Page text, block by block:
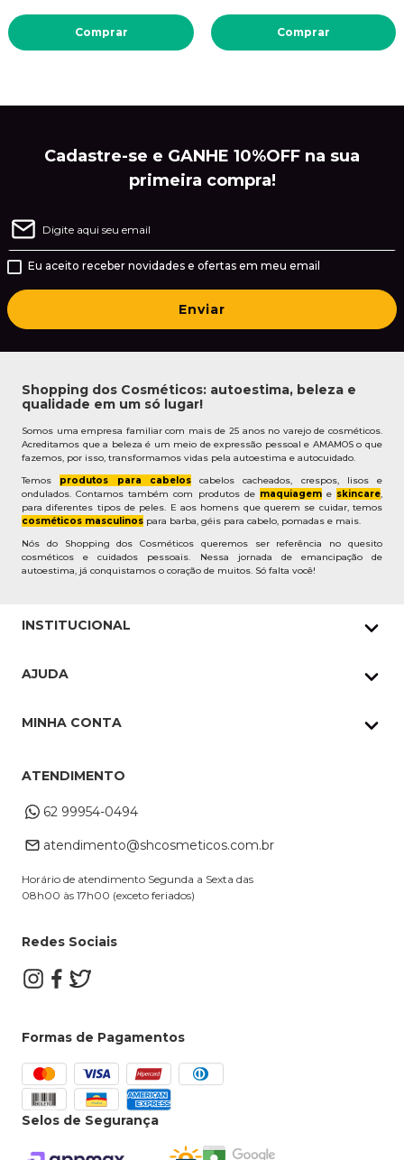
Comprar Comprar
Cadastre-se e GANHE 10%OFF na sua
primeira compra!
Eu aceito receber novidades e ofertas em meu email
Enviar
Shopping dos Cosméticos: autoestima, beleza e
qualidade em um só lugar!
Somos uma empresa familiar com mais de 25 anos no varejo de cosméticos.
Acreditamos que a beleza é um meio de expressão pessoal e AMAMOS o que
fazemos, por isso, transformamos vidas pela autoestima e autocuidado.
Temos produtos para cabeloscabelos cacheados, crespos, lisos e
ondulados. Contamos também com produtos de maquiageme skincare,
para diferentes tipos de peles. E aos homens que querem se cuidar, temos
cosméticos masculinos para barba, géis para cabelo, pomadas e mais.
Nós do Shopping dos Cosméticos queremos ser referência no quesito
cosméticos e cuidados pessoais. Nessa jornada de emancipação de
autoestima, já conquistamos o coração de muitos. Só falta você!
INSTITUCIONAL
Pedidos Whatsapp
Cupons
AJUDA
Troca e Devoluções
Dúvidas Frequentes
MINHA CONTA
Alterar Cadastro
ATENDIMENTO
62 99954-0494
atendimento@shcosmeticos.com.br
Horário de atendimento Segunda a Sexta das
08h00 às 17h00 (exceto feriados)
Redes Sociais
Formas de Pagamentos
Selos de Segurança